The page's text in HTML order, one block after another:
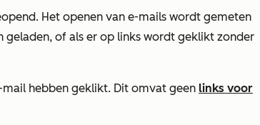
Het openen van e-mails wordt gemeten
of als er op links wordt geklikt zonder
hebben geklikt. Dit omvat geen links voor